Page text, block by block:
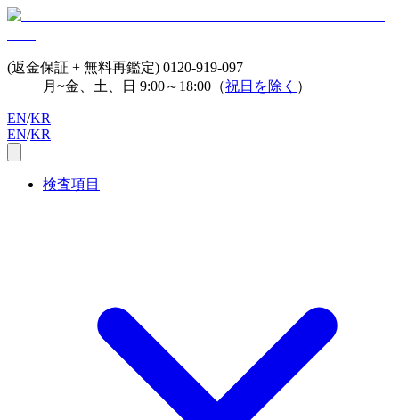
(返金保証 + 無料再鑑定) 0120-919-097
月~金、土、日 9:00～18:00（祝日を除く ）
EN/KR
EN/KR
検査項目